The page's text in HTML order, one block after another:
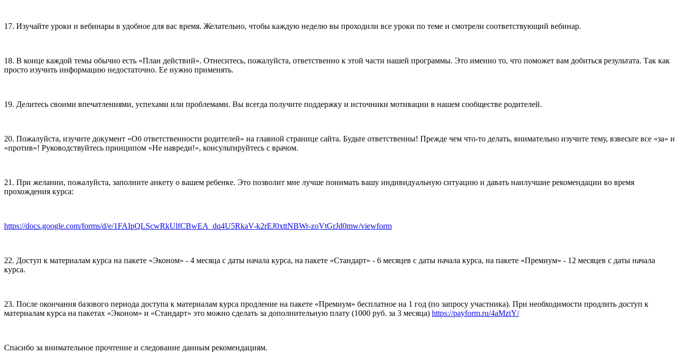
17. Изучайте уроки и вебинары в удобное для вас время. Желательно, чтобы каждую неделю вы проходили все уроки по теме и смотрели соответствующий вебинар.
18. В конце каждой темы обычно есть «План действий». Отнеситесь, пожалуйста, ответственно к этой части нашей программы. Это именно то, что поможет вам добиться результата. Так как
просто изучить информацию недостаточно. Ее нужно применять.
19. Делитесь своими впечатлениями, успехами или проблемами. Вы всегда получите поддержку и источники мотивации в нашем сообществе родителей.
20. Пожалуйста, изучите документ «Об ответственности родителей» на главной странице сайта. Будьте ответственны! Прежде чем что-то делать, внимательно изучите тему, взвесьте все «за» и
«против»! Руководствуйтесь принципом «Не навреди!», консультируйтесь с врачом.
21. При желании, пожалуйста, заполните анкету о вашем ребенке. Это позволит мне лучше понимать вашу индивидуальную ситуацию и давать наилучшие рекомендации во время
прохождения курса:
https://docs.google.com/forms/d/e/1FAIpQLScwRkUlfCBwEA_dq4U5RkaV-k2rEJ0xttNBWr-zoVtGrJd0mw/viewform
22. Доступ к материалам курса на пакете «Эконом» - 4 месяца с даты начала курса, на пакете «Стандарт» - 6 месяцев с даты начала курса, на пакете «Премиум» - 12 месяцев с даты начала
курса.
23. После окончания базового периода доступа к материалам курса продление на пакете «Премиум» бесплатное на 1 год (по запросу участника). При необходимости продлить доступ к
материалам курса на пакетах «Эконом» и «Стандарт» это можно сделать за дополнительную плату (1000 руб. за 3 месяца) https://payform.ru/4aMztY/
Спасибо за внимательное прочтение и следование данным рекомендациям.